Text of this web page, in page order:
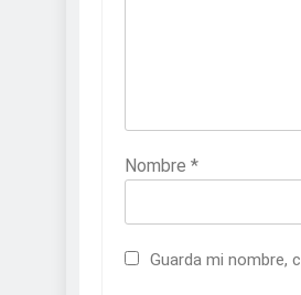
Nombre *
Guarda mi nombre,